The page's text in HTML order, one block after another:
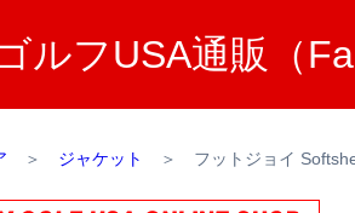
ルフUSA通販（
＞ ジャケット ＞ フットジョイ